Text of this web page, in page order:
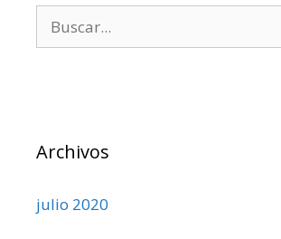
Archivos
julio 2020